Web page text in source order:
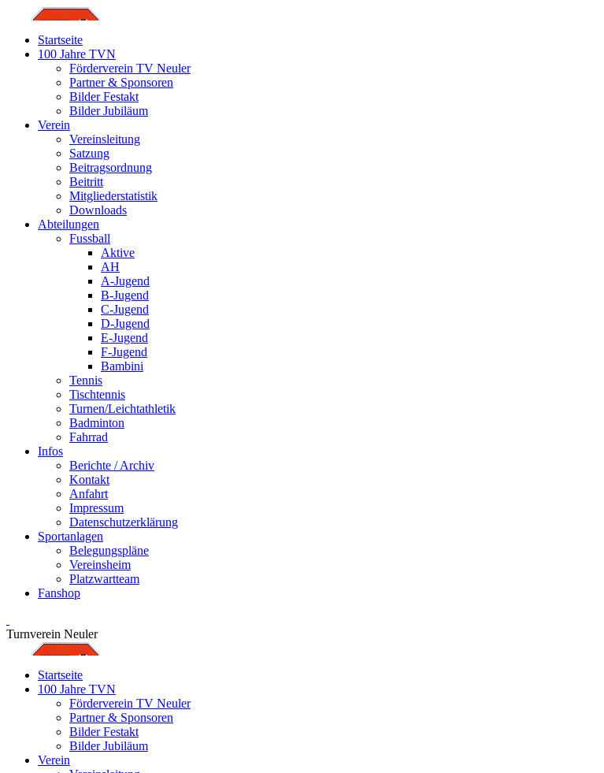
Startseite
100 Jahre TVN
Förderverein TV Neuler
Partner & Sponsoren
Bilder Festakt
Bilder Jubiläum
Verein
Vereinsleitung
Satzung
Beitragsordnung
Beitritt
Mitgliederstatistik
Downloads
Abteilungen
Fussball
Aktive
AH
A-Jugend
B-Jugend
C-Jugend
D-Jugend
E-Jugend
F-Jugend
Bambini
Tennis
Tischtennis
Turnen/Leichtathletik
Badminton
Fahrrad
Infos
Berichte / Archiv
Kontakt
Anfahrt
Impressum
Datenschutzerklärung
Sportanlagen
Belegungspläne
Vereinsheim
Platzwartteam
Fanshop
Turnverein Neuler
Startseite
100 Jahre TVN
Förderverein TV Neuler
Partner & Sponsoren
Bilder Festakt
Bilder Jubiläum
Verein